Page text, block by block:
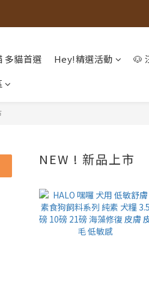
多貓首選 Hey!精選活動 🐶
NEW ! 新品上市